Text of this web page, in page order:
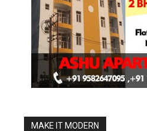
MAKE IT MODERN